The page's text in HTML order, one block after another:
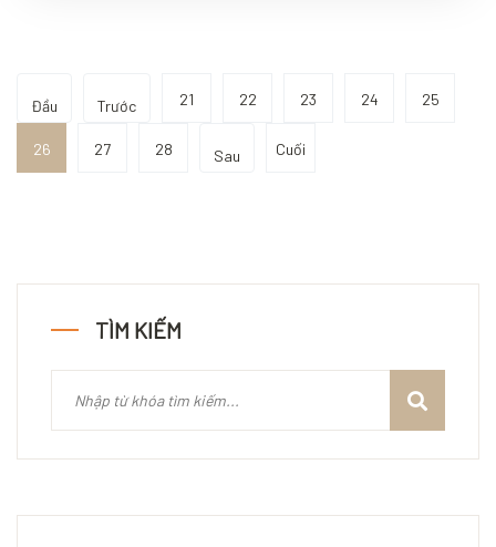
Đầu Trước 21 22 23 24 25
26 27 28 Sau Cuối
TÌM KIẾM